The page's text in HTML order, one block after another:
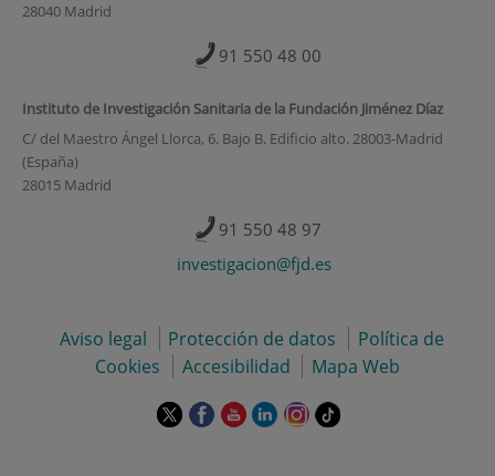
28040 Madrid
91 550 48 00
Instituto de Investigación Sanitaria de la Fundación Jiménez Díaz
C/ del Maestro Ángel Llorca, 6. Bajo B. Edificio alto. 28003-Madrid
(España)
28015 Madrid
91 550 48 97
investigacion@fjd.es
Aviso legal Protección de datos
Política de
Cookies
Accesibilidad Mapa Web
EsteEsteEsteEsteEsteEnlace